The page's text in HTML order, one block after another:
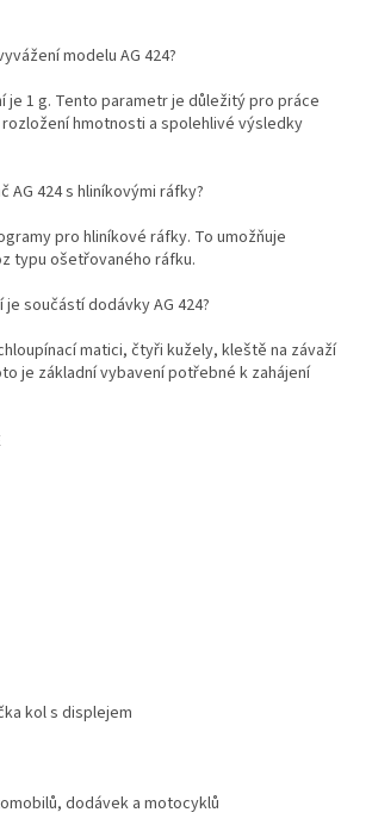
modelu AG 424?
je 1 g. Tento parametr je důležitý pro práce
hmotnosti a spolehlivé výsledky
AG 424 s hliníkovými ráfky?
pro hliníkové ráfky. To umožňuje
typu ošetřovaného ráfku.
součástí dodávky AG 424?
matici, čtyři kužely, kleště na závaží
je základní vybavení potřebné k zahájení
kol s displejem
dodávek a motocyklů